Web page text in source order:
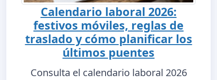
Calendario laboral 2026:
festivos móviles, reglas de
traslado y cómo planificar los
últimos puentes
Consulta el calendario laboral 2026